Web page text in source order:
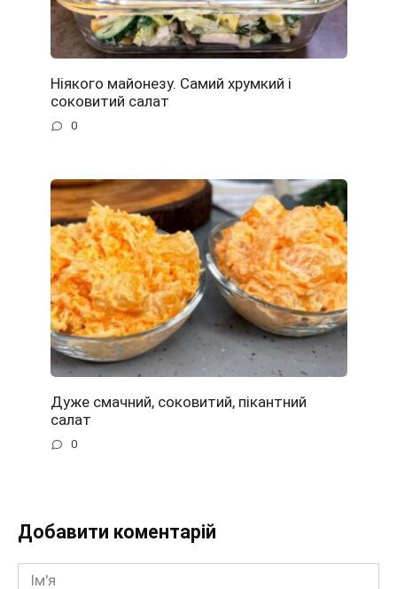
Ніякого майонезу. Самий хрумкий і
соковитий салат
0
Дуже смачний, соковитий, пікантний
салат
0
Добавити коментарій
Ім'я